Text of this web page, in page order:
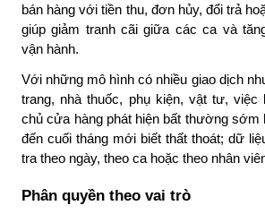
bán hàng với tiền thu, đơn hủy, đổi trả
giúp giảm tranh cãi giữa các ca và
vận hành.
Với những mô hình có nhiều giao dịch
trang, nhà thuốc, phụ kiện, vật tư, việc
chủ cửa hàng phát hiện bất thường sớm
đến cuối tháng mới biết thất thoát; dữ
tra theo ngày, theo ca hoặc theo nhân
Phân quyền theo vai trò